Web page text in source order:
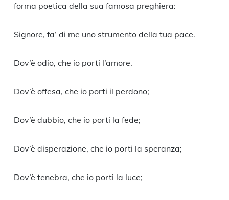
forma poetica della sua famosa preghiera:
Signore, fa’ di me uno strumento della tua pace.
Dov’è odio, che io porti l’amore.
Dov’è offesa, che io porti il perdono;
Dov’è dubbio, che io porti la fede;
Dov’è disperazione, che io porti la speranza;
Dov’è tenebra, che io porti la luce;